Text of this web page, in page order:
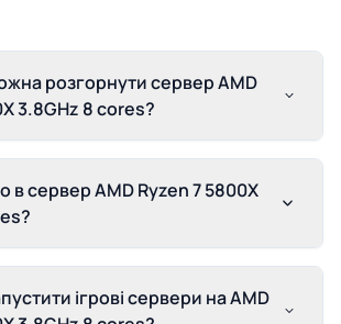
розгорнути сервер AMD
3.8GHz 8 cores?
сервер AMD Ryzen 7 5800X
ігрові сервери на AMD